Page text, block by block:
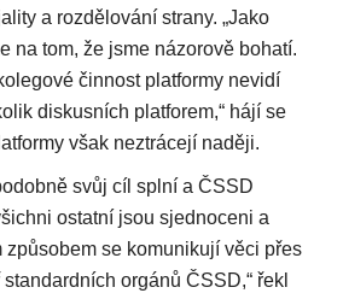
a rozdělování strany. „Jako
na tom, že jsme názorově bohatí.
činnost platformy nevidí
diskusních platforem,“ hájí se
však neztrácejí naději.
svůj cíl splní a ČSSD
ostatní jsou sjednoceni a
způsobem se komunikují věci přes
orgánů ČSSD,“ řekl